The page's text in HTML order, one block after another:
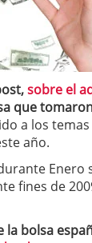
de 2025
de venta?
sobre el
que
a los
año.
Enero
fines de
la bolsa